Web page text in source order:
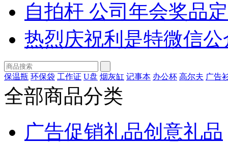
自拍杆 公司年会奖品
热烈庆祝利是特微信
保温瓶 环保袋 工作证 U盘 烟灰缸 记事本 办公杯 高尔夫 广告
全部商品分类
广告促销礼品创意礼品